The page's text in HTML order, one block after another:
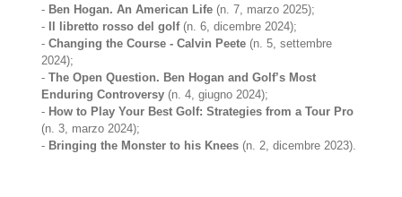
- Ben Hogan. An American Life (n. 7, marzo 2025);
-
Il libretto rosso del golf(n. 6, dicembre 2024);
-Changing the Course - Calvin Peete (n. 5, settembre
2024);
-The Open Question. Ben Hogan and Golf’s Most
Enduring Controversy (n. 4, giugno 2024);
- How to Play Your Best Golf: Strategies from a Tour Pro
(n. 3, marzo 2024);
- Bringing the Monster to his Knees (n. 2, dicembre 2023).